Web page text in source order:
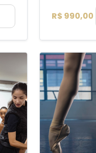
R$ 990,00